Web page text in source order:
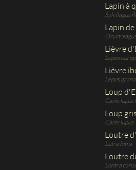
Lapin à
Sylvilagus
Lapin
Lièvre
Lepus
Lièvre
Lepus
Loup
Canis lupus
Loup gris
Canis lupus
Loutre
Lutra lutra
Loutre
Lontra